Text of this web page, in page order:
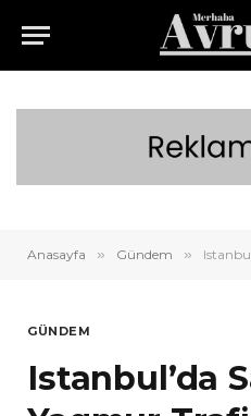
Anasayfa » Gündem »
GÜNDEM
Istanbul’da